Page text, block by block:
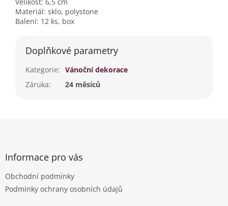
Materiál: sklo, polystone
Balení: 12 ks, box
Doplňkové parametry
Kategorie: Vánoční dekorace
Záruka: 24 měsíců
Informace pro vás
Obchodní podmínky
Podmínky ochrany osobních údajů